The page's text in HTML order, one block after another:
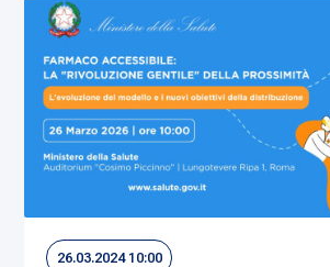
26.03.2024 10:00